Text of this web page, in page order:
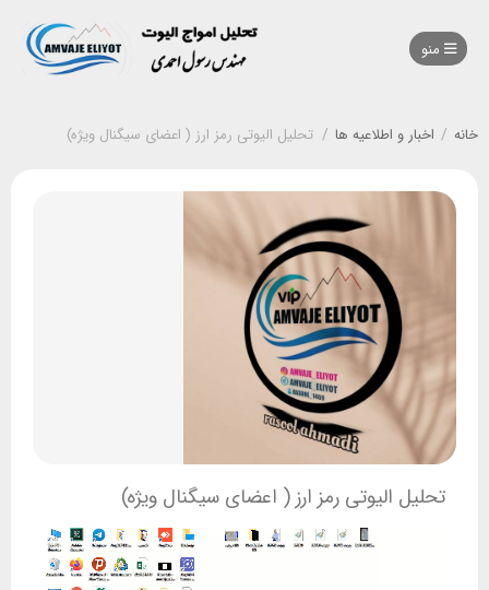
خانه / اخبار و اطلاعیه ها / تحلیل الیوتی رمز ارز ( اعضای سیگنال ویژه)
تحلیل الیوتی رمز ارز ( اعضای سیگنال ویژه)